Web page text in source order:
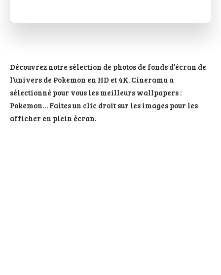
Découvrez notre sélection de photos de fonds d’écran de
l’univers de Pokemon en HD et 4K. Cinerama a
sélectionné pour vous les meilleurs wallpapers :
Pokemon… Faites un clic droit sur les images pour les
afficher en plein écran.